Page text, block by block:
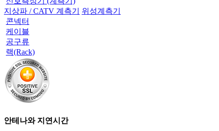
지상파 / CATV 계측기
위성계측기
콘넥터
케이블
공구류
랙(Rack)
안테나와 지연시간